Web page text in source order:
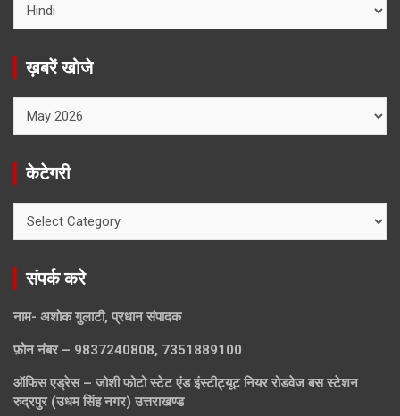
ख़बरें खोजे
खोजे
केटेगरी
संपर्क करे
नाम- अशोक गुलाटी, प्रधान संपादक
फ़ोन नंबर – 9837240808, 7351889100
ऑफिस एड्रेस – जोशी फोटो स्टेट एंड इंस्टीट्यूट नियर रोडवेज बस स्टेशन
रुद्रपुर (उधम सिंह नगर) उत्तराखण्ड